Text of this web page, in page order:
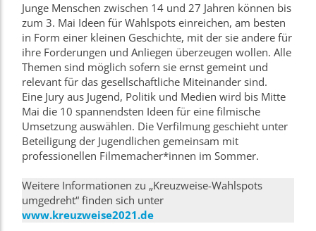
Junge Menschen zwischen 14 und 27 Jahren können bis
zum 3. Mai Ideen für Wahlspots einreichen, am besten
in Form einer kleinen Geschichte, mit der sie andere für
ihre Forderungen und Anliegen überzeugen wollen. Alle
Themen sind möglich sofern sie ernst gemeint und
relevant für das gesellschaftliche Miteinander sind.
Eine Jury aus Jugend, Politik und Medien wird bis Mitte
Mai die 10 spannendsten Ideen für eine filmische
Umsetzung auswählen. Die Verfilmung geschieht unter
Beteiligung der Jugendlichen gemeinsam mit
professionellen Filmemacher*innen im Sommer.
Weitere Informationen zu „Kreuzweise-Wahlspots
umgedreht“ finden sich unter
www.kreuzweise2021.de